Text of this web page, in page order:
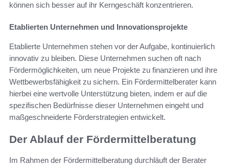
können sich besser auf ihr Kerngeschäft konzentrieren.
Etablierten Unternehmen und Innovationsprojekte
Etablierte Unternehmen stehen vor der Aufgabe, kontinuierlich
innovativ zu bleiben. Diese Unternehmen suchen oft nach
Fördermöglichkeiten, um neue Projekte zu finanzieren und ihre
Wettbewerbsfähigkeit zu sichern. Ein Fördermittelberater kann
hierbei eine wertvolle Unterstützung bieten, indem er auf die
spezifischen Bedürfnisse dieser Unternehmen eingeht und
maßgeschneiderte Förderstrategien entwickelt.
Der Ablauf der Fördermittelberatung
Im Rahmen der Fördermittelberatung durchläuft der Berater